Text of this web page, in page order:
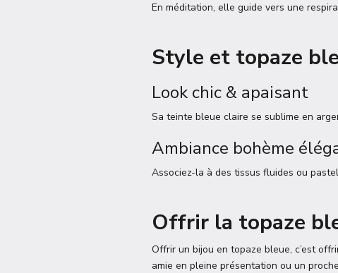
En méditation, elle guide vers une
Style et topaze
Look chic & apaisant
Sa teinte bleue claire se sublime en
Ambiance bohème
Associez-la à des tissus fluides ou
Offrir la topaze
Offrir un bijou en topaze bleue, c’est
amie en pleine présentation ou un